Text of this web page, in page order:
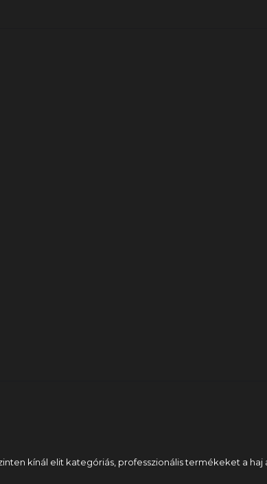
kínál elit kategóriás, professzionális termékeket a